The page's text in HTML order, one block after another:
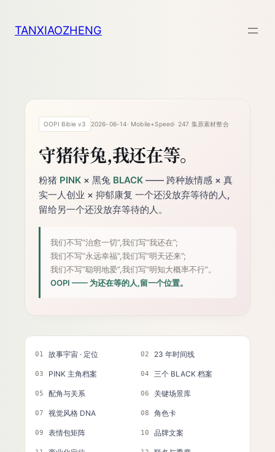
TANXIAOZHENG
OOPI Bible v3 2026-06-14· Mobile+Speed· 247 集原素材整合
守猪待兔,我还在等。
粉猪 PINK × 黑兔 BLACK —— 跨种族情感 × 真
实一人创业 × 抑郁康复 一个还没放弃等待的人,
留给另一个还没放弃等待的人。
我们不写”治愈一切”,我们写”我还在”;
我们不写”永远幸福”,我们写”明天还来”;
我们不写”聪明地爱”,我们写”明知大概率不行”。
OOPI —— 为还在等的人,留一个位置。
01 故事宇宙 · 定位 02 23 年时间线
03 PINK 主角档案 04 三个 BLACK 档案
05 配角与关系 06 关键场景库
07 视觉风格 DNA 08 角色卡
09 表情包矩阵 10 品牌文案